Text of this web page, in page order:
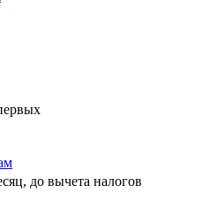
до вычета налогов